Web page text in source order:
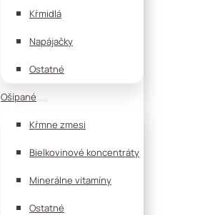
Kŕmidlá
Napájačky
Ostatné
Ošípané
Kŕmne zmesi
Bielkovinové koncentráty
Minerálne vitamíny
Ostatné